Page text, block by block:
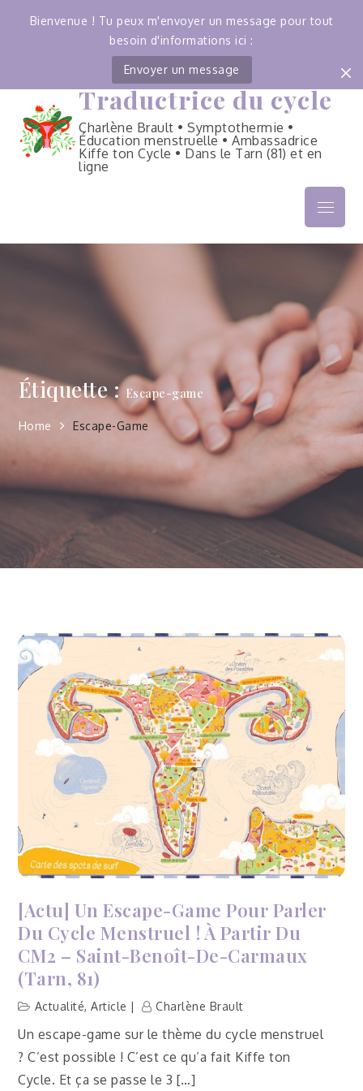
Bienvenue ! Tu peux m'envoyer un message pour tout
besoin d'informations ici :
Envoyer un message
content
Traductrice du cycle
Charlène Brault • Symptothermie •
Éducation menstruelle • Ambassadrice
Kiffe ton Cycle • Dans le Tarn (81) et en
ligne
Menu
Étiquette :Escape-game
Home Escape-Game
[Actu] Un Escape-Game Pour Parler
Du Cycle Menstruel ! À Partir Du
CM2 – Saint-Benoît-De-Carmaux
(Tarn, 81)
Actualité,Article Charlène Brault
Un escape-game sur le thème du cycle menstruel
? C’est possible ! C’est ce qu’a fait Kiffe ton
Cycle. Et ça se passe le 3 […]